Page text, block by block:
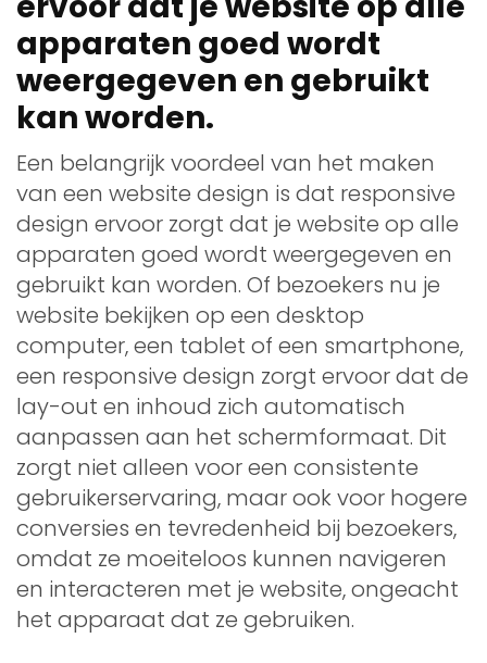
apparaten goed wordt
weergegeven en gebruikt
kan worden.
Een belangrijk voordeel van het maken
van een website design is dat responsive
design ervoor zorgt dat je website op alle
apparaten goed wordt weergegeven en
gebruikt kan worden. Of bezoekers nu je
website bekijken op een desktop
computer, een tablet of een smartphone,
een responsive design zorgt ervoor dat de
lay-out en inhoud zich automatisch
aanpassen aan het schermformaat. Dit
zorgt niet alleen voor een consistente
gebruikerservaring, maar ook voor hogere
conversies en tevredenheid bij bezoekers,
omdat ze moeiteloos kunnen navigeren
en interacteren met je website, ongeacht
het apparaat dat ze gebruiken.